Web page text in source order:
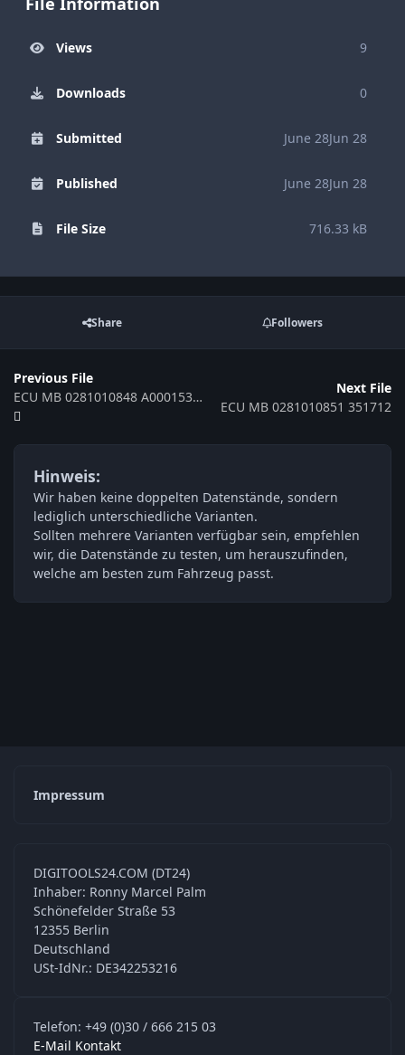
Views 9
Downloads 0
Submitted June 28Jun 28
Published June 28Jun 28
File Size 716.33 kB
Share Followers
Previous File
ECU MB 0281010848 A0001534979 351709
Next File
ECU MB 0281010851 351712
Hinweis:
Wir haben keine doppelten Datenstände, sondern
lediglich unterschiedliche Varianten.
Sollten mehrere Varianten verfügbar sein, empfehlen
wir, die Datenstände zu testen, um herauszufinden,
welche am besten zum Fahrzeug passt.
Impressum
DIGITOOLS24.COM (DT24)
Inhaber: Ronny Marcel Palm
Schönefelder Straße 53
12355 Berlin
Deutschland
USt-IdNr.: DE342253216
Telefon: +49 (0)30 / 666 215 03
E-Mail Kontakt